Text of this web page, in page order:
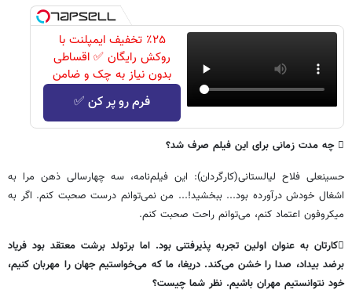
٪۲۵ تخفیف ایمپلنت با
روکش رایگان ✅ اقساطی
بدون نیاز به چک و ضامن
فرم رو پر کن ✅
 چه مدت زمانی برای این فیلم صرف شد؟
حسینعلی فلاح لیالستانی(کارگردان): این فیلمنامه، سه چهارسالی ذهن مرا به
اشغال خودش درآورده بود... ببخشید!... من نمیتوانم درست صحبت کنم. اگر به
میکروفون اعتماد کنم، میتوانم راحت صحبت کنم.
کارتان به عنوان اولین تجربه پذیرفتنی بود.اما برتولد برشت معتقد بود فریاد
برضد بیداد، صدا را خشن میکند. دریغا، ما که میخواستیم جهان را مهربان کنیم،
خود نتوانستیم مهران باشیم. نظر شما چیست؟